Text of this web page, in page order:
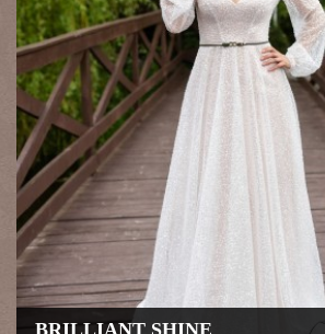
BRILLIANT SHINE